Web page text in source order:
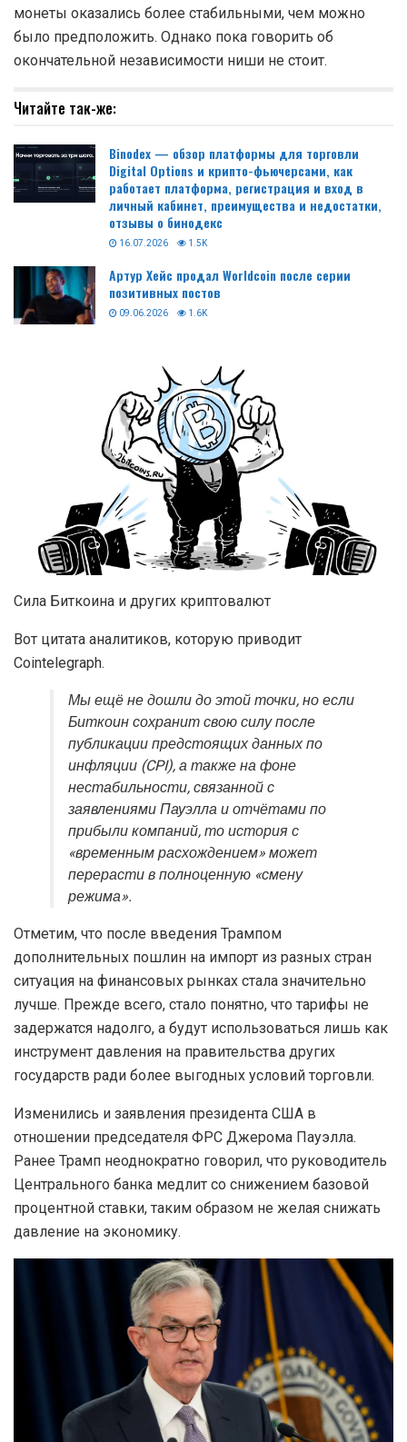
монеты оказались более стабильными, чем можно
было предположить. Однако пока говорить об
окончательной независимости ниши не стоит.
Читайте так-же:
Binodex — обзор платформы для торговли
Digital Options и крипто-фьючерсами, как
работает платформа, регистрация и вход в
личный кабинет, преимущества и недостатки,
отзывы о бинодекс
16.07.2026 1.5K
Артур Хейс продал Worldcoin после серии
позитивных постов
09.06.2026 1.6K
Сила Биткоина и других криптовалют
Вот цитата аналитиков, которую приводит
Cointelegraph.
Мы ещё не дошли до этой точки, но если
Биткоин сохранит свою силу после
публикации предстоящих данных по
инфляции (CPI), а также на фоне
нестабильности, связанной с
заявлениями Пауэлла и отчётами по
прибыли компаний, то история с
«временным расхождением» может
перерасти в полноценную «смену
режима».
Отметим, что после введения Трампом
дополнительных пошлин на импорт из разных стран
ситуация на финансовых рынках стала значительно
лучше. Прежде всего, стало понятно, что тарифы не
задержатся надолго, а будут использоваться лишь как
инструмент давления на правительства других
государств ради более выгодных условий торговли.
Изменились и заявления президента США в
отношении председателя ФРС Джерома Пауэлла.
Ранее Трамп неоднократно говорил, что руководитель
Центрального банка медлит со снижением базовой
процентной ставки, таким образом не желая снижать
давление на экономику.